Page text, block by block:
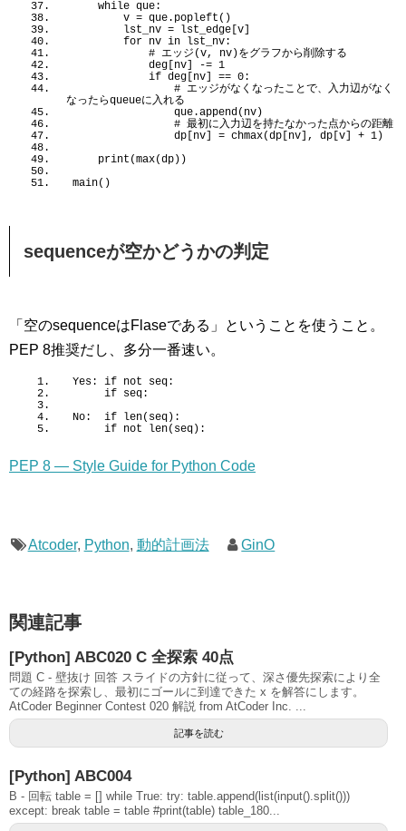
while que:
        v = que.
popleft ()
        lst_nv = lst_edge
v
for nv in lst_nv:
# エッジ(v, nv)をグラフから削除する
            deg
nv -= 1
if deg nv == 0:
# エッジがなくなったことで、入力辺がなく
なったらqueueに入れる
                que.
append( nv )
# 最初に入力辺を持たなかった点からの距離
                dp
nv = chmax(dp nv , dp v + 1 )
print (max(dp ))
main()
sequenceが空かどうかの判定
「空のsequenceはFlaseである」ということを使うこと。
PEP 8推奨だし、多分一番速い。
Yes: if not seq:
if seq:
No: if len( seq ) :
if not len( seq ) :
PEP 8 — Style Guide for Python Code
Atcoder, Python, 動的計画法 GinO
関連記事
[Python] ABC020 C 全探索 40点
問題 C - 壁抜け 回答 スライドの方針に従って、深さ優先探索により全
ての経路を探索し、最初にゴールに到達できた x を解答にします。
AtCoder Beginner Contest 020 解説 from AtCoder Inc. ...
記事を読む
[Python] ABC004
B - 回転 table = [] while True: try: table.append(list(input().split()))
except: break table = table #print(table) table_180...